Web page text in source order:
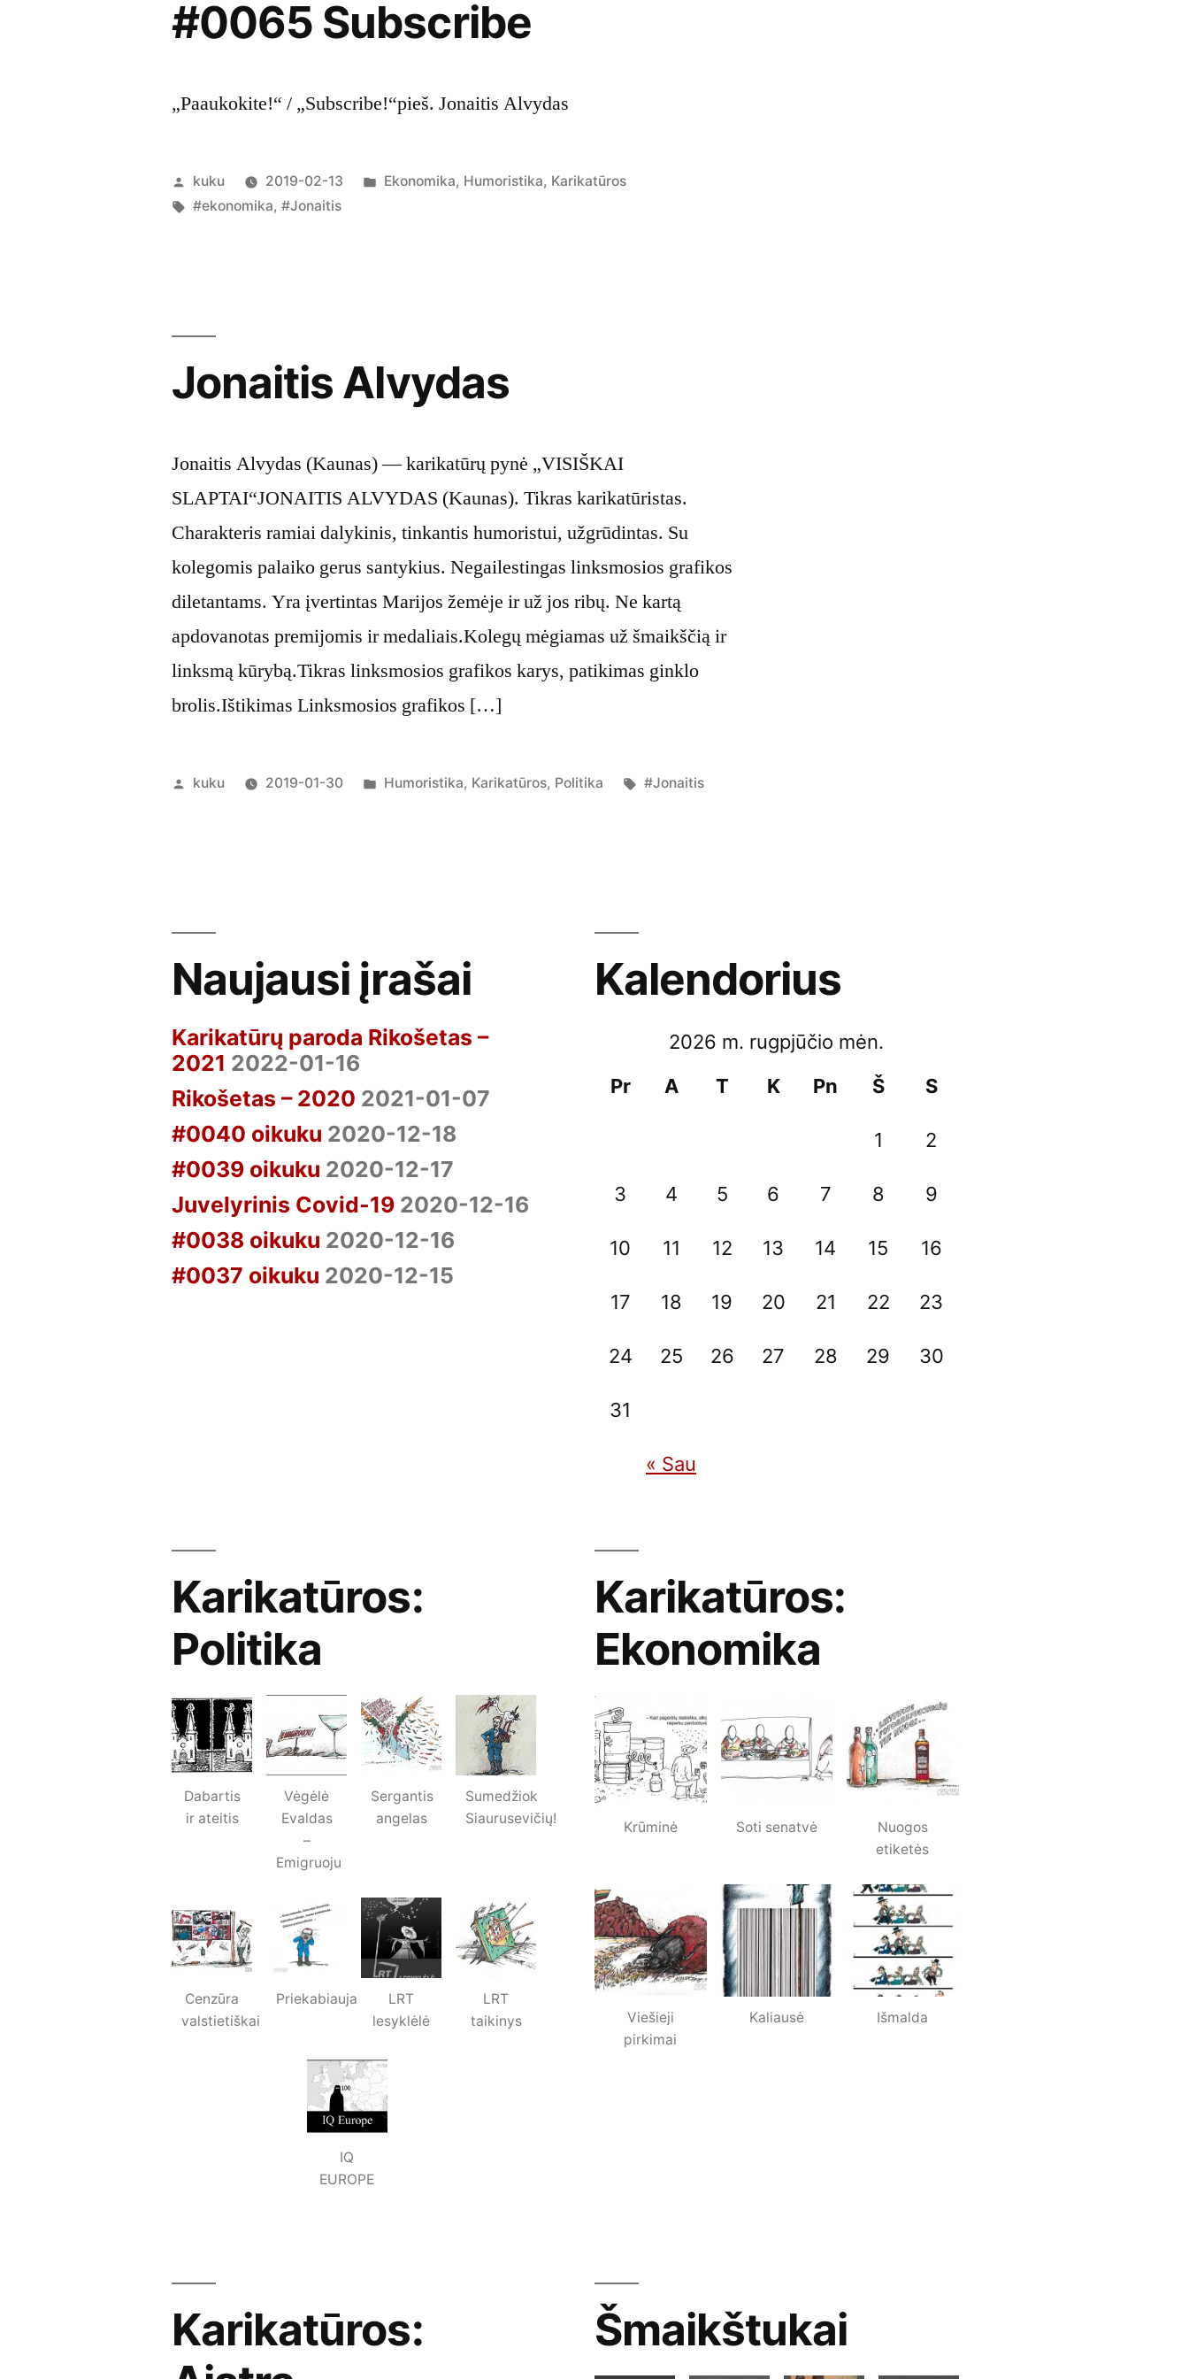
#0065 Subscribe
„Paaukokite!“ / „Subscribe!“pieš. Jonaitis Alvydas
Posted
by
kuku 2019-02-13
Posted
Ekonomika, Humoristika, Karikatūros
Tags:
#ekonomika,#Jonaitis
Jonaitis Alvydas
Jonaitis Alvydas (Kaunas) — karikatūrų pynė „VISIŠKAI
SLAPTAI“JONAITIS ALVYDAS (Kaunas). Tikras karikatūristas.
Charakteris ramiai dalykinis, tinkantis humoristui, užgrūdintas. Su
kolegomis palaiko gerus santykius. Negailestingas linksmosios grafikos
diletantams. Yra įvertintas Marijos žemėje ir už jos ribų. Ne kartą
apdovanotas premijomis ir medaliais.Kolegų mėgiamas už šmaikščią ir
linksmą kūrybą.Tikras linksmosios grafikos karys, patikimas ginklo
brolis.Ištikimas Linksmosios grafikos […]
Posted
kuku 2019-01-30
Posted
Humoristika, Karikatūros, Politika Tags:
#Jonaitis
Naujausi įrašai
Karikatūrų paroda Rikošetas –
2021 2022-01-16
Rikošetas – 2020 2021-01-07
#0040 oikuku 2020-12-18
#0039 oikuku 2020-12-17
Juvelyrinis Covid-19 2020-12-16
#0038 oikuku 2020-12-16
#0037 oikuku 2020-12-15
Kalendorius
2026 m. rugpjūčio mėn.
Pr
A T K Pn Š S
« Sau
1 2
3 4 5 6 7 8 9
10 11 12 13 14 15 16
17 18 19 20 21 22 23
24 25 26 27 28 29 30
31
Karikatūros:
Politika
Dabartis
ir ateitis
Vėgėlė
Evaldas
–
Emigruoju
Sergantis
angelas
Sumedžiok
Siaurusevičių!
Cenzūra
valstietiškai
Priekabiauja
LRT
lesyklėlė
LRT
taikinys
IQ
EUROPE
Karikatūros:
Ekonomika
Krūminė Soti senatvė
Nuogos
etiketės
Viešieji
pirkimai
Kaliausė Išmalda
Karikatūros:
Šmaikštukai